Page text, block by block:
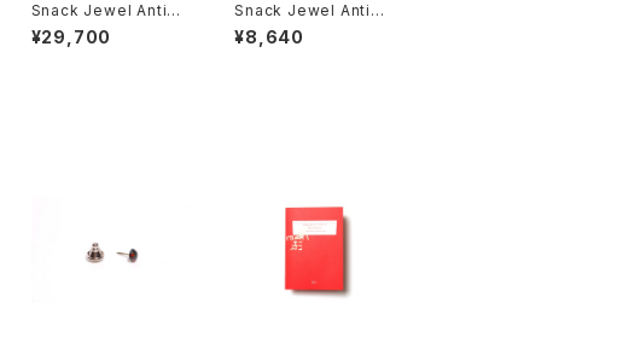
Snack Jewel Antiqu
e ブローチ
¥29,700
Snack Jewel Antiqu
e カフス
¥8,640